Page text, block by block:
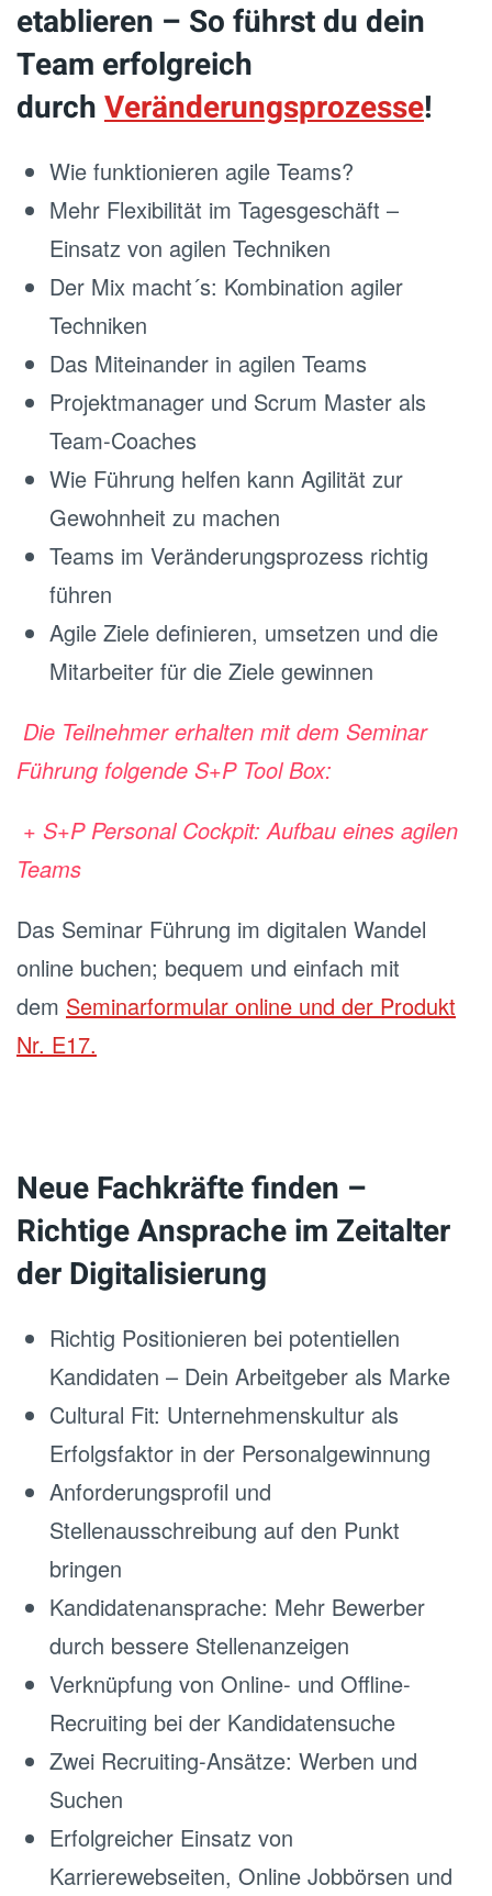
etablieren – So führst du dein
Team erfolgreich
durchVeränderungsprozesse!
Wie funktionieren agile Teams?
Mehr Flexibilität im Tagesgeschäft –
Einsatz von agilen Techniken
Der Mix macht´s: Kombination agiler
Techniken
Das Miteinander in agilen Teams
Projektmanager und Scrum Master als
Team-Coaches
Wie Führung helfen kann Agilität zur
Gewohnheit zu machen
Teams im Veränderungsprozess richtig
führen
Agile Ziele definieren, umsetzen und die
Mitarbeiter für die Ziele gewinnen
Die Teilnehmer erhalten mit dem Seminar
Führung folgende S+P Tool Box:
+ S+P Personal Cockpit: Aufbau eines agilen
Teams
Das Seminar Führung im digitalen Wandel
online buchen; bequem und einfach mit
dem Seminarformular online und der Produkt
Nr. E17.
Neue Fachkräfte finden –
Richtige Ansprache im Zeitalter
der Digitalisierung
Richtig Positionieren bei potentiellen
Kandidaten – Dein Arbeitgeber als Marke
Cultural Fit: Unternehmenskultur als
Erfolgsfaktor in der Personalgewinnung
Anforderungsprofil und
Stellenausschreibung auf den Punkt
bringen
Kandidatenansprache: Mehr Bewerber
durch bessere Stellenanzeigen
Verknüpfung von Online- und Offline-
Recruiting bei der Kandidatensuche
Zwei Recruiting-Ansätze: Werben und
Suchen
Erfolgreicher Einsatz von
Karrierewebseiten, Online Jobbörsen und